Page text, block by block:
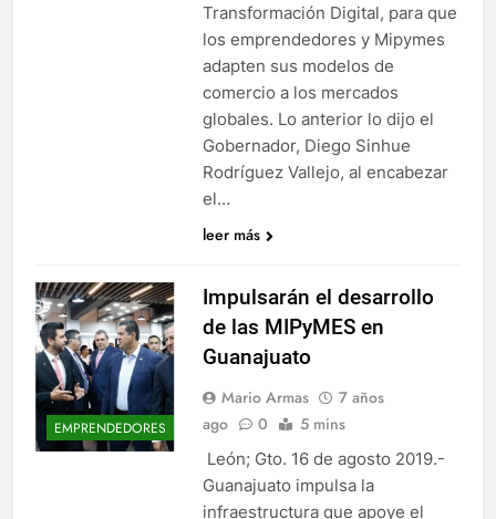
Transformación Digital, para que
los emprendedores y Mipymes
adapten sus modelos de
comercio a los mercados
globales. Lo anterior lo dijo el
Gobernador, Diego Sinhue
Rodríguez Vallejo, al encabezar
el…
leer más
EMPRENDEDORES
Impulsarán el desarrollo
de las MIPyMES en
Guanajuato
Mario Armas
7 años
ago
0 5 mins
León; Gto. 16 de agosto 2019.-
Guanajuato impulsa la
infraestructura que apoye el